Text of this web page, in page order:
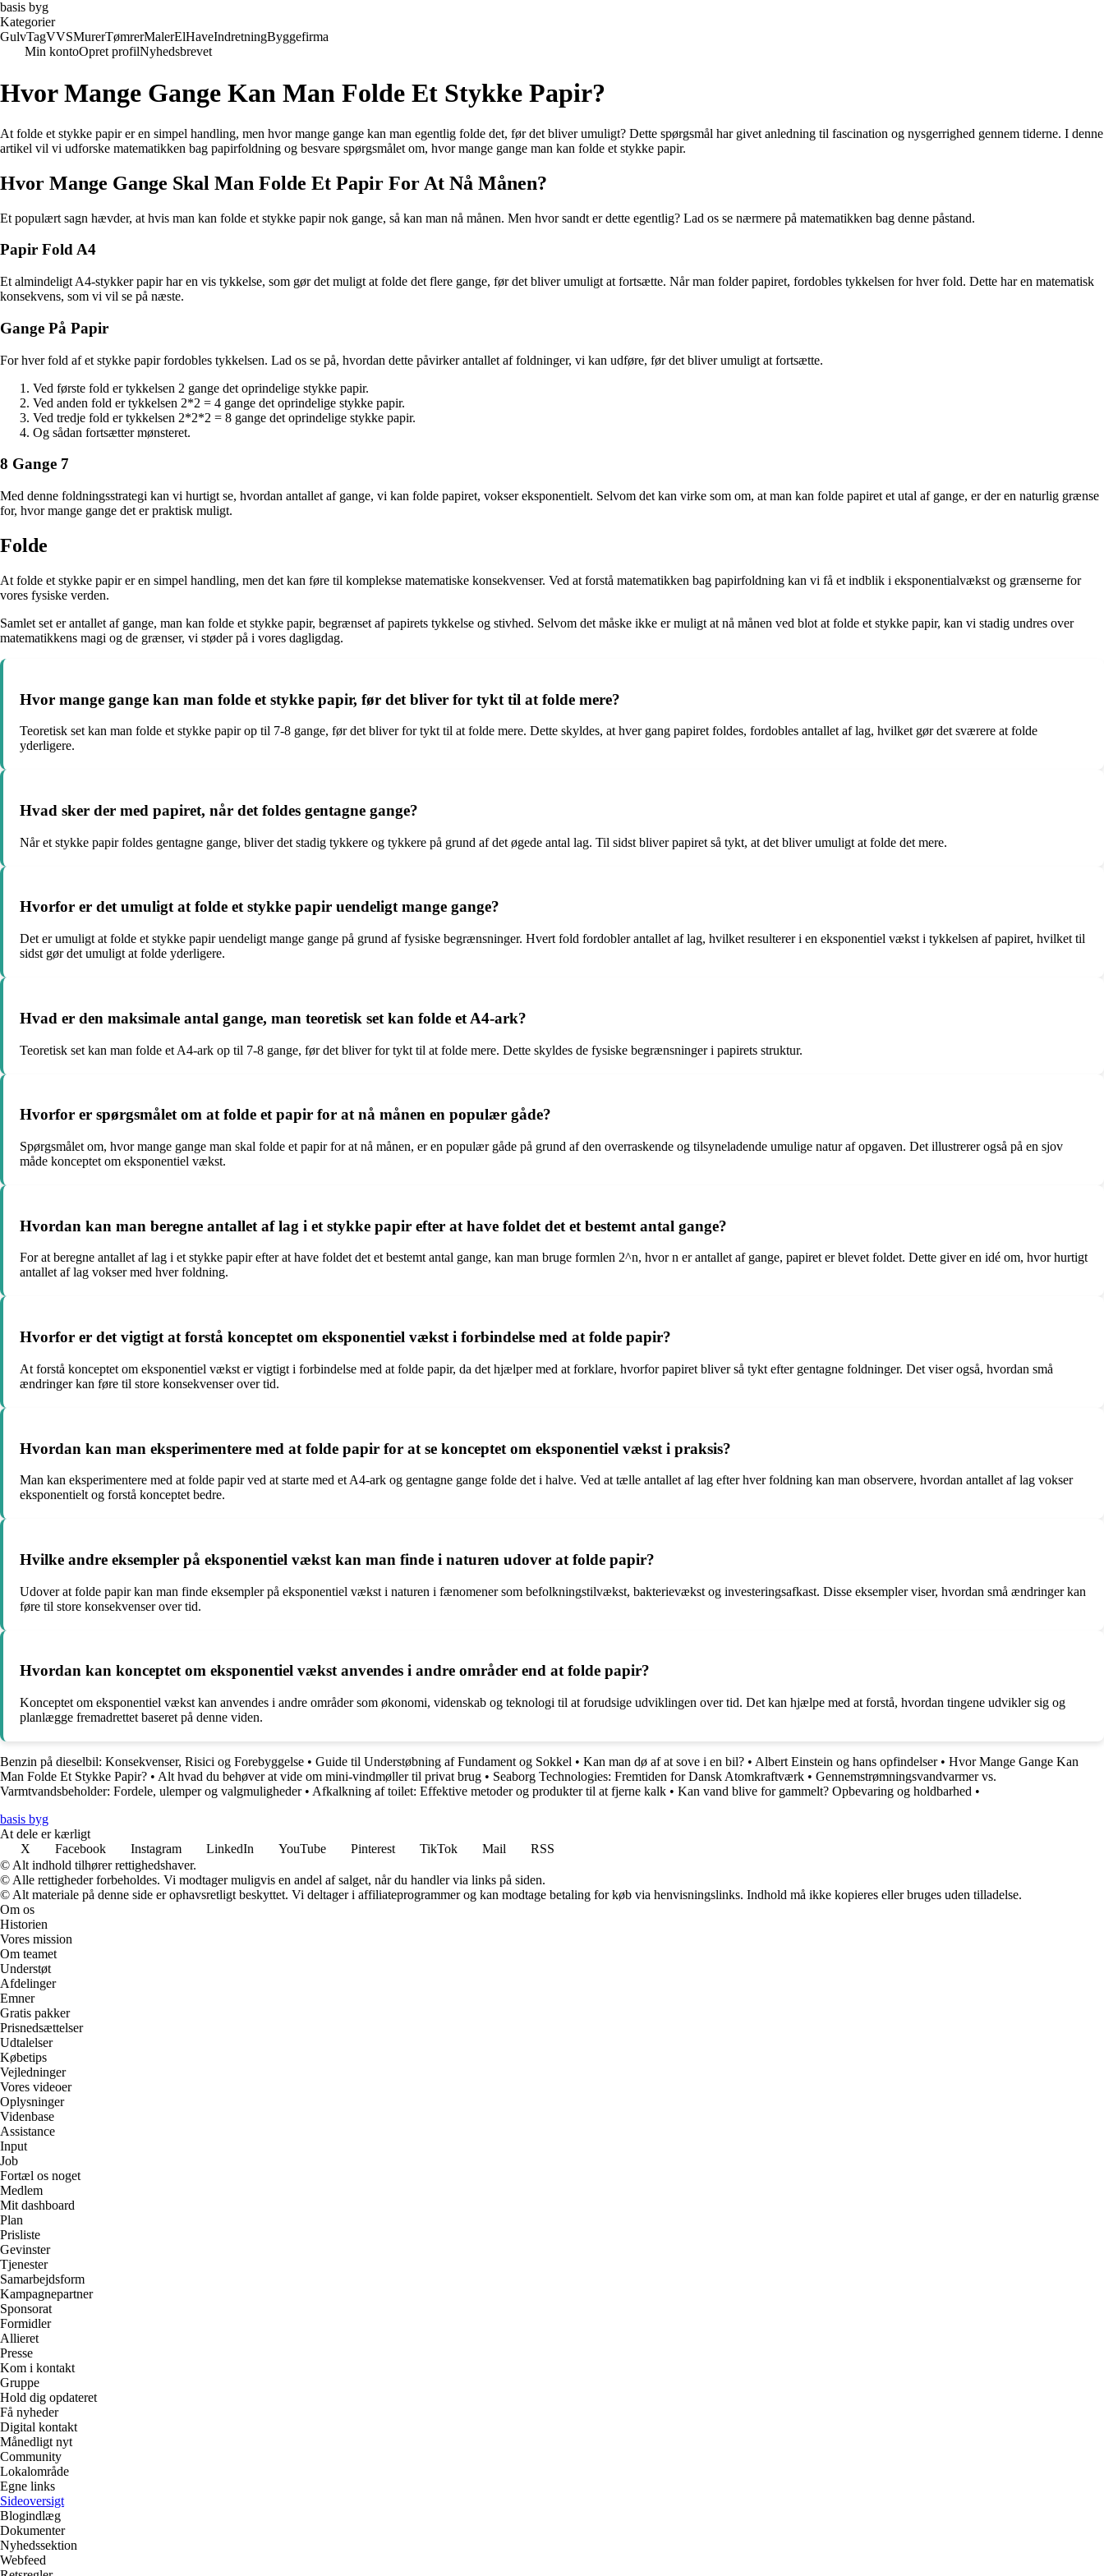
basis byg
Kategorier
GulvTagVVSMurerTømrerMalerElHaveIndretningByggefirma
Min kontoOpret profilNyhedsbrevet
Hvor Mange Gange Kan Man Folde Et Stykke Papir?
At folde et stykke papir er en simpel handling, men hvor mange gange kan man egentlig folde det, før det bliver umuligt? Dette spørgsmål har givet anledning til fascination og nysgerrighed gennem tiderne. I denne
artikel vil vi udforske matematikken bag papirfoldning og besvare spørgsmålet om, hvor mange gange man kan folde et stykke papir.
Hvor Mange Gange Skal Man Folde Et Papir For At Nå Månen?
Et populært sagn hævder, at hvis man kan folde et stykke papir nok gange, så kan man nå månen. Men hvor sandt er dette egentlig? Lad os se nærmere på matematikken bag denne påstand.
Papir Fold A4
Et almindeligt A4-stykker papir har en vis tykkelse, som gør det muligt at folde det flere gange, før det bliver umuligt at fortsætte. Når man folder papiret, fordobles tykkelsen for hver fold. Dette har en matematisk
konsekvens, som vi vil se på næste.
Gange På Papir
For hver fold af et stykke papir fordobles tykkelsen. Lad os se på, hvordan dette påvirker antallet af foldninger, vi kan udføre, før det bliver umuligt at fortsætte.
Ved første fold er tykkelsen 2 gange det oprindelige stykke papir.
Ved anden fold er tykkelsen 2*2 = 4 gange det oprindelige stykke papir.
Ved tredje fold er tykkelsen 2*2*2 = 8 gange det oprindelige stykke papir.
Og sådan fortsætter mønsteret.
8 Gange 7
Med denne foldningsstrategi kan vi hurtigt se, hvordan antallet af gange, vi kan folde papiret, vokser eksponentielt. Selvom det kan virke som om, at man kan folde papiret et utal af gange, er der en naturlig grænse
for, hvor mange gange det er praktisk muligt.
Folde
At folde et stykke papir er en simpel handling, men det kan føre til komplekse matematiske konsekvenser. Ved at forstå matematikken bag papirfoldning kan vi få et indblik i eksponentialvækst og grænserne for
vores fysiske verden.
Samlet set er antallet af gange, man kan folde et stykke papir, begrænset af papirets tykkelse og stivhed. Selvom det måske ikke er muligt at nå månen ved blot at folde et stykke papir, kan vi stadig undres over
matematikkens magi og de grænser, vi støder på i vores dagligdag.
Hvor mange gange kan man folde et stykke papir, før det bliver for tykt til at folde mere?
Teoretisk set kan man folde et stykke papir op til 7-8 gange, før det bliver for tykt til at folde mere. Dette skyldes, at hver gang papiret foldes, fordobles antallet af lag, hvilket gør det sværere at folde
yderligere.
Hvad sker der med papiret, når det foldes gentagne gange?
Når et stykke papir foldes gentagne gange, bliver det stadig tykkere og tykkere på grund af det øgede antal lag. Til sidst bliver papiret så tykt, at det bliver umuligt at folde det mere.
Hvorfor er det umuligt at folde et stykke papir uendeligt mange gange?
Det er umuligt at folde et stykke papir uendeligt mange gange på grund af fysiske begrænsninger. Hvert fold fordobler antallet af lag, hvilket resulterer i en eksponentiel vækst i tykkelsen af papiret, hvilket til
sidst gør det umuligt at folde yderligere.
Hvad er den maksimale antal gange, man teoretisk set kan folde et A4-ark?
Teoretisk set kan man folde et A4-ark op til 7-8 gange, før det bliver for tykt til at folde mere. Dette skyldes de fysiske begrænsninger i papirets struktur.
Hvorfor er spørgsmålet om at folde et papir for at nå månen en populær gåde?
Spørgsmålet om, hvor mange gange man skal folde et papir for at nå månen, er en populær gåde på grund af den overraskende og tilsyneladende umulige natur af opgaven. Det illustrerer også på en sjov
måde konceptet om eksponentiel vækst.
Hvordan kan man beregne antallet af lag i et stykke papir efter at have foldet det et bestemt antal gange?
For at beregne antallet af lag i et stykke papir efter at have foldet det et bestemt antal gange, kan man bruge formlen 2^n, hvor n er antallet af gange, papiret er blevet foldet. Dette giver en idé om, hvor hurtigt
antallet af lag vokser med hver foldning.
Hvorfor er det vigtigt at forstå konceptet om eksponentiel vækst i forbindelse med at folde papir?
At forstå konceptet om eksponentiel vækst er vigtigt i forbindelse med at folde papir, da det hjælper med at forklare, hvorfor papiret bliver så tykt efter gentagne foldninger. Det viser også, hvordan små
ændringer kan føre til store konsekvenser over tid.
Hvordan kan man eksperimentere med at folde papir for at se konceptet om eksponentiel vækst i praksis?
Man kan eksperimentere med at folde papir ved at starte med et A4-ark og gentagne gange folde det i halve. Ved at tælle antallet af lag efter hver foldning kan man observere, hvordan antallet af lag vokser
eksponentielt og forstå konceptet bedre.
Hvilke andre eksempler på eksponentiel vækst kan man finde i naturen udover at folde papir?
Udover at folde papir kan man finde eksempler på eksponentiel vækst i naturen i fænomener som befolkningstilvækst, bakterievækst og investeringsafkast. Disse eksempler viser, hvordan små ændringer kan
føre til store konsekvenser over tid.
Hvordan kan konceptet om eksponentiel vækst anvendes i andre områder end at folde papir?
Konceptet om eksponentiel vækst kan anvendes i andre områder som økonomi, videnskab og teknologi til at forudsige udviklingen over tid. Det kan hjælpe med at forstå, hvordan tingene udvikler sig og
planlægge fremadrettet baseret på denne viden.
Benzin på dieselbil: Konsekvenser, Risici og Forebyggelse • Guide til Understøbning af Fundament og Sokkel • Kan man dø af at sove i en bil? • Albert Einstein og hans opfindelser• Hvor Mange Gange Kan
Man Folde Et Stykke Papir? • Alt hvad du behøver at vide om mini-vindmøller til privat brug • Seaborg Technologies: Fremtiden for Dansk Atomkraftværk • Gennemstrømningsvandvarmer vs.
Varmtvandsbeholder: Fordele, ulemper og valgmuligheder• Afkalkning af toilet: Effektive metoder og produkter til at fjerne kalk • Kan vand blive for gammelt? Opbevaring og holdbarhed •
basis byg
At dele er kærligt
X
Facebook Instagram LinkedIn YouTube Pinterest TikTok Mail
RSS
© Alt indhold tilhører rettighedshaver.
© Alle rettigheder forbeholdes. Vi modtager muligvis en andel af salget, når du handler via links på siden.
© Alt materiale på denne side er ophavsretligt beskyttet. Vi deltager i affiliateprogrammer og kan modtage betaling for køb via henvisningslinks. Indhold må ikke kopieres eller bruges uden tilladelse.
Om os
Historien
Vores mission
Om teamet
Understøt
Afdelinger
Emner
Gratis pakker
Prisnedsættelser
Udtalelser
Købetips
Vejledninger
Vores videoer
Oplysninger
Videnbase
Assistance
Input
Job
Fortæl os noget
Medlem
Mit dashboard
Plan
Prisliste
Gevinster
Tjenester
Samarbejdsform
Kampagnepartner
Sponsorat
Formidler
Allieret
Presse
Kom i kontakt
Gruppe
Hold dig opdateret
Få nyheder
Digital kontakt
Månedligt nyt
Community
Lokalområde
Egne links
Sideoversigt
Blogindlæg
Dokumenter
Nyhedssektion
Webfeed